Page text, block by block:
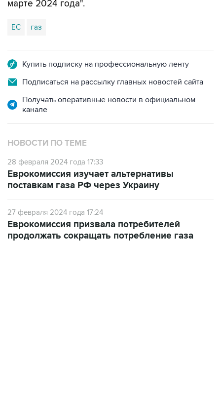
ЕС газ
Подписаться на рассылку главных новостей сайта
Получать оперативные новости в официальном
НОВОСТИ ПО ТЕМЕ
28 февраля 2024 года 17:33
поставкам газа РФ через Украину
продолжать сокращать потребление газа